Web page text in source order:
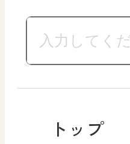
トップ